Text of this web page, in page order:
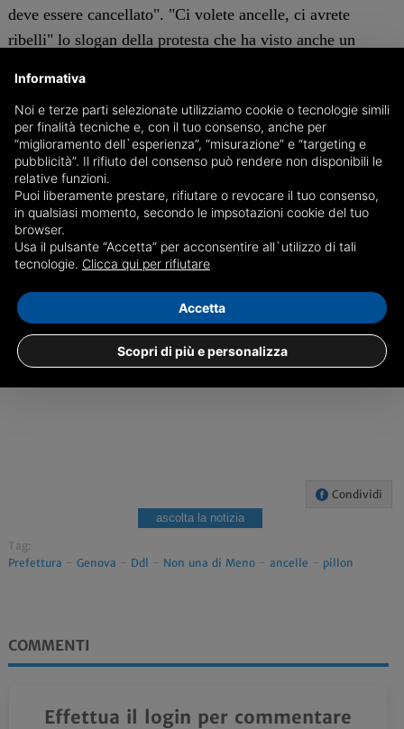
deve essere cancellato". "Ci volete ancelle, ci avrete
ribelli" lo slogan della protesta che ha visto anche un
c.s.
GENOVA
Condividi
ascolta la notizia
Tag:
Prefettura - Genova - Ddl - Non una di Meno- ancelle - pillon
COMMENTI
Effettua il login per commentare
Informativa
Noi e terze parti selezionate utilizziamo cookie o tecnologie simili
per finalità tecniche e, con il tuo consenso, anche per
“miglioramento dell`esperienza”, “misurazione” e “targeting e
pubblicità”. Il rifiuto del consenso può rendere non disponibili le
relative funzioni.
Puoi liberamente prestare, rifiutare o revocare il tuo consenso,
in qualsiasi momento, secondo le impsotazioni cookie del tuo
browser.
Usa il pulsante “Accetta” per acconsentire all`utilizzo di tali
tecnologie. Clicca qui per rifiutare
Scopri di più e personalizza
Accetta